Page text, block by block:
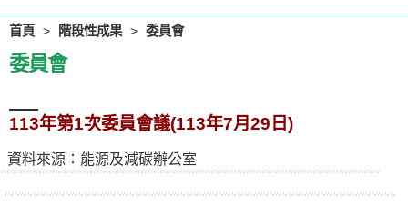
首頁 > 階段性成果 > 委員會
委員會
113年第1次委員會議(113年7月29日)
資料來源：能源及減碳辦公室